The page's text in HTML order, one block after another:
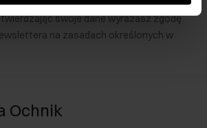
swoje dane wyrażasz zgodę
na zasadach określonych w
Ochnik